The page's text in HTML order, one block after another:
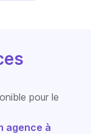
pour le
agence à